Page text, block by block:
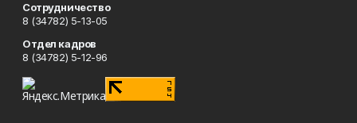
Сотрудничество
8 (34782) 5-13-05
Отдел кадров
8 (34782) 5-12-96